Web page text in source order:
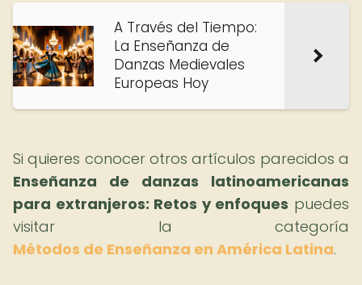
A Través del Tiempo:
La Enseñanza de
Danzas Medievales
Europeas Hoy
Si quieres conocer otros artículos parecidos a
Enseñanza de danzas latinoamericanas
para extranjeros: Retos y enfoques puedes
visitar la categoría
Métodos de Enseñanza en América Latina.